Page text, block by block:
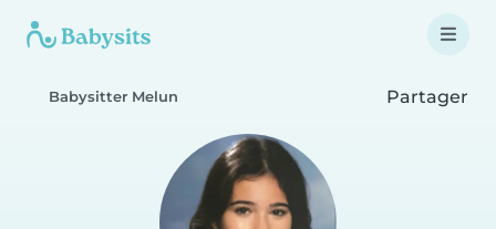
Babysitter Melun Partager